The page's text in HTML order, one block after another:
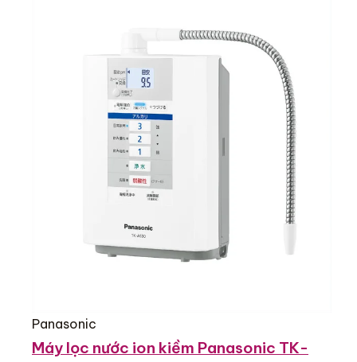
Panasonic
Máy lọc nước ion kiềm Panasonic TK-